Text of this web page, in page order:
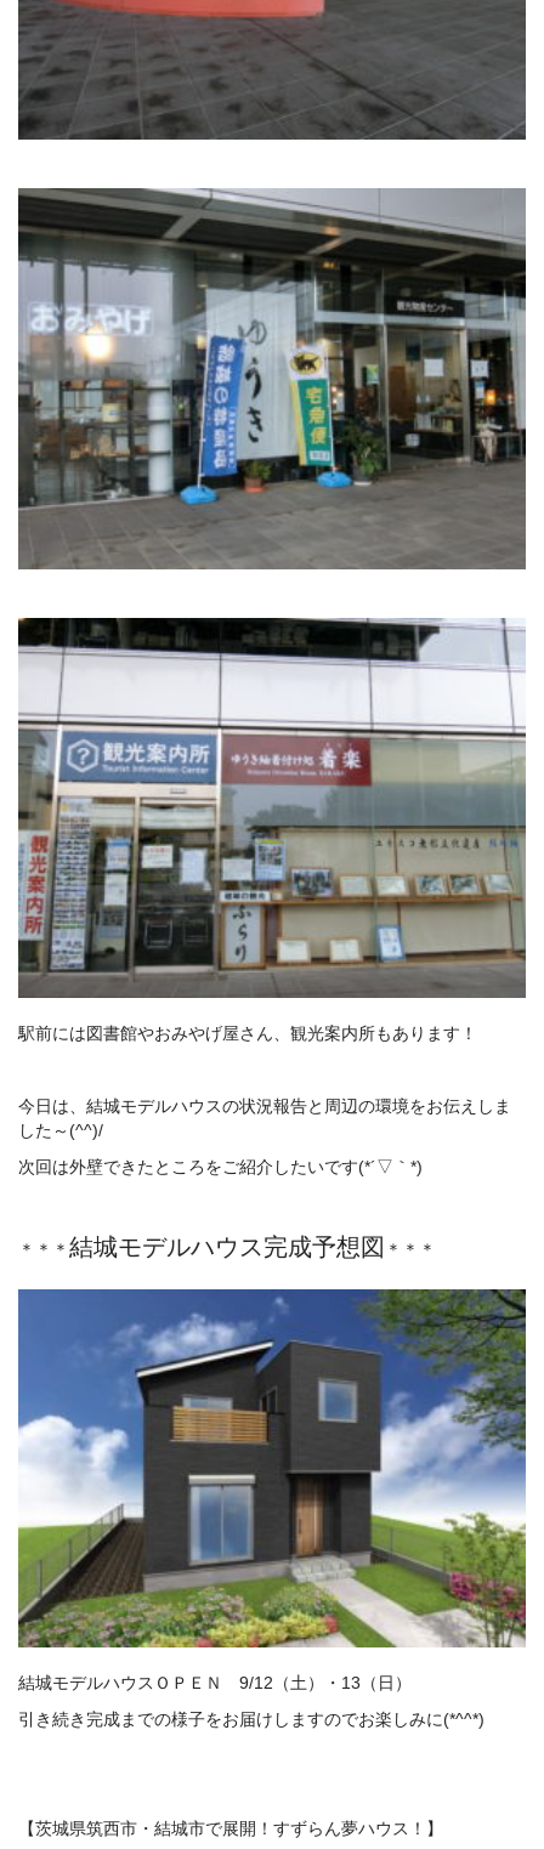
駅前には図書館やおみやげ屋さん、観光案内所もあります！
今日は、結城モデルハウスの状況報告と周辺の環境をお伝えしま
した～(^^)/
次回は外壁できたところをご紹介したいです(*´▽｀*)
＊＊＊ 結城モデルハウス完成予想図 ＊＊＊
結城モデルハウスＯＰＥＮ 9/12（土）・13（日）
引き続き完成までの様子をお届けしますのでお楽しみに(*^^*)
【茨城県筑西市・結城市で展開！すずらん夢ハウス！】